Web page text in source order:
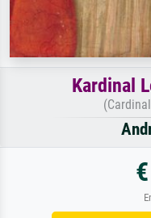
Kardinal